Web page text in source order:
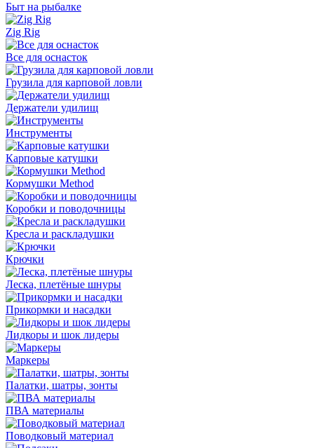
Быт на рыбалке
Zig Rig
Все для оснасток
Грузила для карповой ловли
Держатели удилищ
Инструменты
Карповые катушки
Кормушки Method
Коробки и поводочницы
Кресла и раскладушки
Крючки
Леска, плетёные шнуры
Прикормки и насадки
Лидкоры и шок лидеры
Маркеры
Палатки, шатры, зонты
ПВА материалы
Поводковый материал